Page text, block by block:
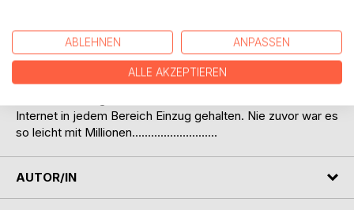
Was kommen Ihnen für Gedanken in den Sinn, wenn Sie
*Internet und Liebe* verbinden möchten? Ja, so manchem
zaubern diese zwei Wörter ein Lächeln oder auch eine
gewisse Wehmut in das Gesicht.
Internet in jedem Bereich Einzug gehalten. Nie zuvor war es
so leicht mit Millionen………………………
AUTOR/IN
ABLEHNEN ANPASSEN
ALLE AKZEPTIEREN